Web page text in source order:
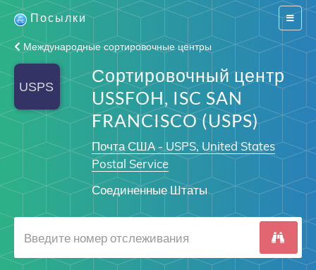
Switch
Посылки
Международные сортировочные центры
Сортировочный центр
USSFOH, ISC SAN
FRANCISCO (USPS)
Почта США - USPS, United States
Postal Service
Соединенные Штаты